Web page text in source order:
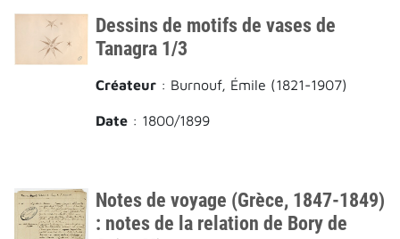
Dessins de motifs de vases de
Tanagra 1/3
Créateur : Burnouf, Émile (1821-1907)
Date : 1800/1899
Notes de voyage (Grèce, 1847-1849)
: notes de la relation de Bory de